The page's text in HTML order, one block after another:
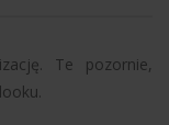
Te pozornie,